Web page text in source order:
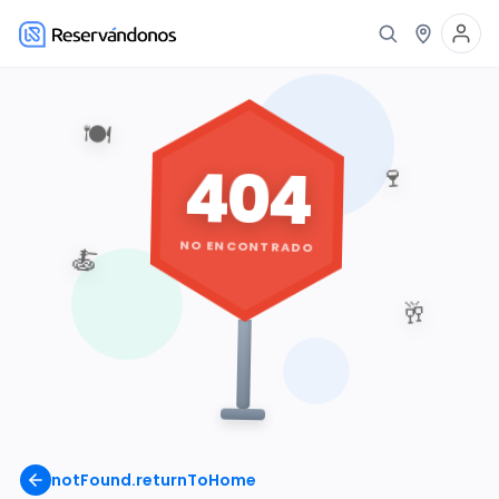
notFound.returnToHome
🍽️
🍷
🥂
🍝
404
NO ENCONTRADO